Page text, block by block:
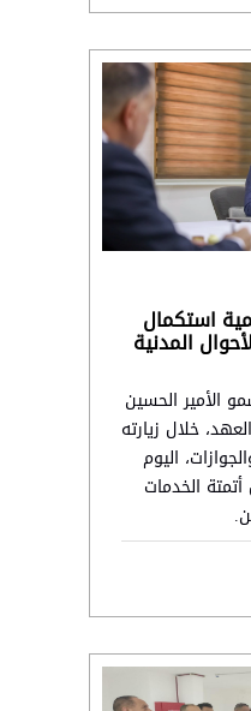
استكمال
المدنية
الأمير الحسين
خلال زيارته
اليوم
الخدمات